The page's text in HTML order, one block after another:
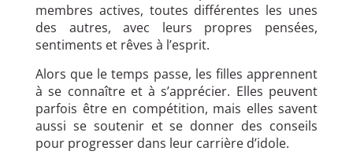
membres actives, toutes différentes les unes
des autres, avec leurs propres pensées,
sentiments et rêves à l’esprit.
Alors que le temps passe, les filles apprennent
à se connaître et à s’apprécier. Elles peuvent
parfois être en compétition, mais elles savent
aussi se soutenir et se donner des conseils
pour progresser dans leur carrière d’idole.